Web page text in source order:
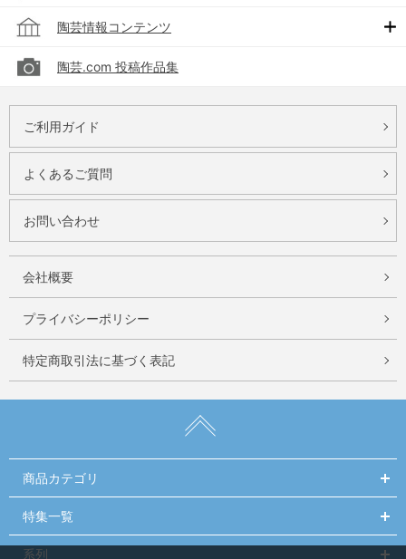
陶芸情報コンテンツ
陶芸.com 投稿作品集
ご利用ガイド
よくあるご質問
お問い合わせ
会社概要
プライバシーポリシー
特定商取引法に基づく表記
商品カテゴリ
特集一覧
系列